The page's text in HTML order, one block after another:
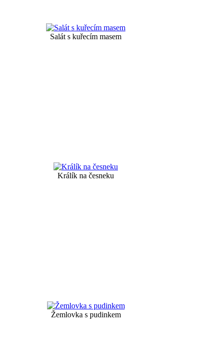
Salát s kuřecím masem
Králík na česneku
Žemlovka s pudinkem